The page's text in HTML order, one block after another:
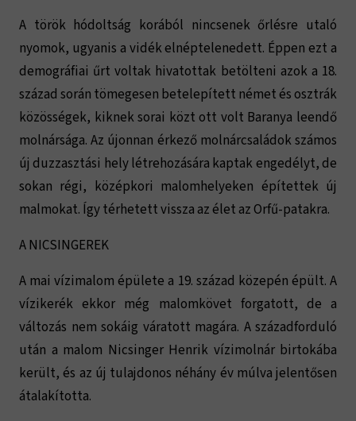
A török hódoltság korából nincsenek őrlésre utaló
nyomok, ugyanis a vidék elnéptelenedett. Éppen ezt a
demográfiai űrt voltak hivatottak betölteni azok a 18.
század során tömegesen betelepített német és osztrák
közösségek, kiknek sorai közt ott volt Baranya leendő
molnársága. Az újonnan érkező molnárcsaládok számos
új duzzasztási hely létrehozására kaptak engedélyt, de
sokan régi, középkori malomhelyeken építettek új
malmokat. Így térhetett vissza az élet az Orfű-patakra.
A NICSINGEREK
A mai vízimalom épülete a 19. század közepén épült. A
vízikerék ekkor még malomkövet forgatott, de a
változás nem sokáig váratott magára. A századforduló
után a malom Nicsinger Henrik vízimolnár birtokába
került, és az új tulajdonos néhány év múlva jelentősen
átalakította.